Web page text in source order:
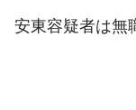
安東容疑者は無